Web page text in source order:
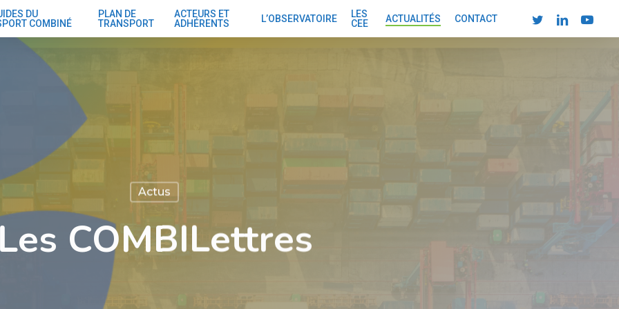
DU
COMBINÉ
PLAN DE
TRANSPORT
ACTEURS ET
ADHÉRENTS
L’OBSERVATOIRE
LES
CEE
ACTUALITÉS CONTACT TWITTERLINKEDINYOUTUBE
Actus
Les COMBILettres